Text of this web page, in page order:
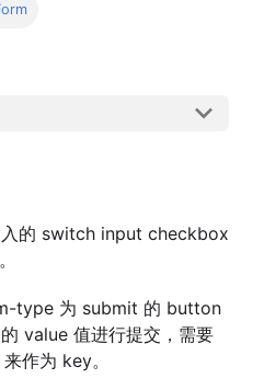
入的 switch input checkbox
type 为 submit 的 button
value 值进行提交，需要
作为 key。